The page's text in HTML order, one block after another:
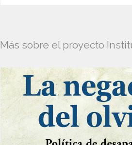
Más sobre el proyecto